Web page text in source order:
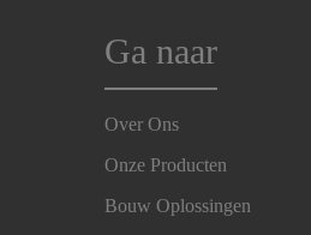
Ga naar
Over Ons
Onze Producten
Bouw Oplossingen